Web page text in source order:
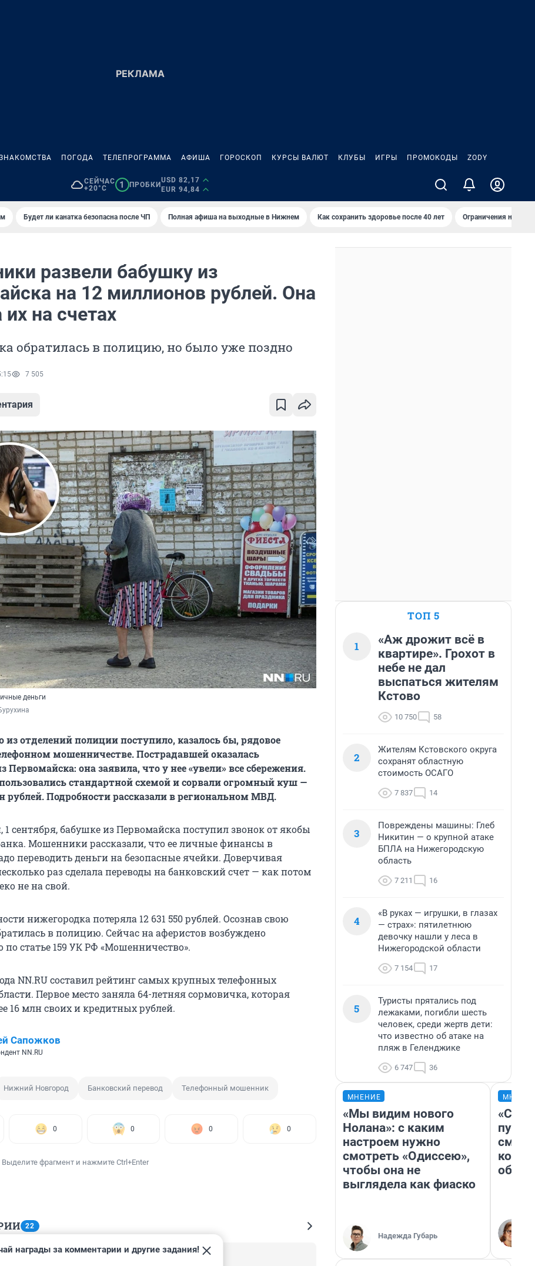
ПОГОДА ТЕЛЕПРОГРАММА АФИША ГОРОСКОП КУРСЫ ВАЛЮТ КЛУБЫ ИГРЫ ПРОМОКОДЫ ZODY
СЕЙЧАС
+20°C
1 ПРОБКИ
USD 82,17
EUR 94,84
Будет ли канатка безопасна после ЧП Полная афиша на выходные в Нижнем Как сохранить здоровье после 40 лет Ограничения на
развели бабушку из
на 12 миллионов рублей. Она
их на счетах
обратилась в полицию, но было уже поздно
7 505
деньги
из отделений полиции поступило, казалось бы, рядовое
мошенничестве. Пострадавшей оказалась
Первомайска: она заявила, что у нее «увели» все сбережения.
стандартной схемой и сорвали огромный куш —
рублей. Подробности рассказали в региональном МВД.
сентября, бабушке из Первомайска поступил звонок от якобы
Мошенники рассказали, что ее личные финансы в
переводить деньги на безопасные ячейки. Доверчивая
раз сделала переводы на банковский счет — как потом
не на свой.
нижегородка потеряла 12 631 550 рублей. Осознав свою
в полицию. Сейчас на аферистов возбуждено
по статье 159 УК РФ «Мошенничество».
NN.RU составил рейтинг самых крупных телефонных
Первое место заняла 64-летняя сормовичка, которая
16 млн своих и кредитных рублей.
Сапожков
NN.RU
Нижний Новгород Банковский перевод Телефонный мошенник
0 0 0 0
Выделите фрагмент и нажмите Ctrl+Enter
22
награды за комментарии и другие задания!
ТОП 5
1
«Аж дрожит всё в
квартире». Грохот в
небе не дал
выспаться жителям
Кстово
10 750 58
2
Жителям Кстовского округа
сохранят областную
стоимость ОСАГО
7 837 14
3
Повреждены машины: Глеб
Никитин — о крупной атаке
БПЛА на Нижегородскую
область
7 211 16
4
«В руках — игрушки, в глазах
— страх»: пятилетнюю
девочку нашли у леса в
Нижегородской области
7 154 17
5
Туристы прятались под
лежаками, погибли шесть
человек, среди жертв дети:
что известно об атаке на
пляж в Геленджике
6 747 36
МНЕНИЕ
«Мы видим нового
Нолана»: с каким
настроем нужно
смотреть «Одиссею»,
чтобы она не
выглядела как фиаско
Надежда Губарь